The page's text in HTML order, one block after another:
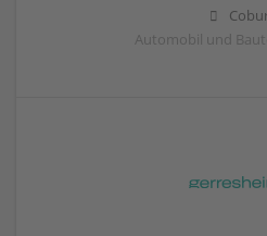
Automobil und